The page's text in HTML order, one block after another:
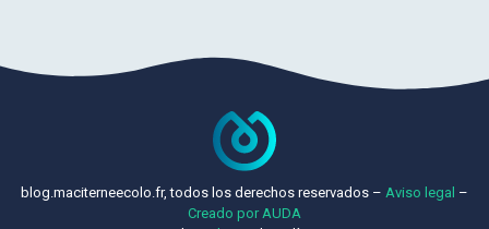
blog.maciterneecolo.fr, todos los derechos reservados – Aviso legal –
Creado por AUDA